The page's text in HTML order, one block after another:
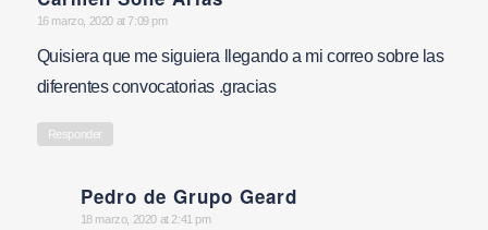
says:
16 marzo, 2020 at 7:09 pm
Quisiera que me siguiera llegando a mi correo sobre las
diferentes convocatorias .gracias
Responder
Pedro de Grupo Geard
says:
18 marzo, 2020 at 2:41 pm